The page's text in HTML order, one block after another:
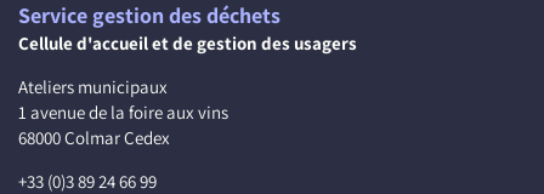
Service gestion des déchets
Cellule d'accueil et de gestion des usagers
Ateliers municipaux
1 avenue de la foire aux vins
68000 Colmar Cedex
+33 (0)3 89 24 66 99